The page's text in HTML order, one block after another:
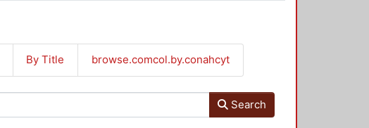
By Title browse.comcol.by.conahcyt
Search